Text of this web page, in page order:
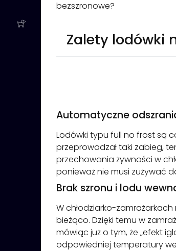
bezszronowe?
Zalety lodówki
Automatyczne
Lodówki typu full no frost są
przeprowadzał taki zabieg,
przechowania żywności w
ponieważ nie musi zużywać
Brak szronu i lodu
W chłodziarko-
bieżąco. Dzięki temu w
mówiąc już o tym, że „efekt
odpowiedniej temperatury